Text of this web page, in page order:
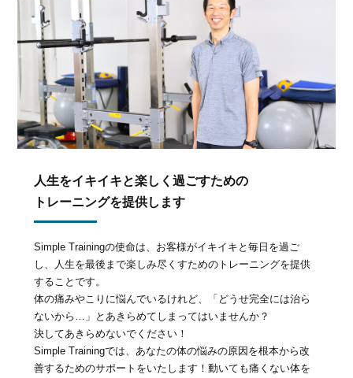
人生をイキイキと楽しく過ごすための
トレーニングを提供します
Simple Trainingの使命は、お客様がイキイキと毎日を過ご
し、人生を最後まで楽しみ尽くすためのトレーニングを提供
することです。
体の痛みやこりに悩んでいるけれど、「どうせ完全には治ら
ないから…」とあきらめてしまってはいませんか？
決してあきらめないでください！
Simple Trainingでは、あなたの体の悩みの原因を根本から改
善するためのサポートをいたします！動いても痛くない体を